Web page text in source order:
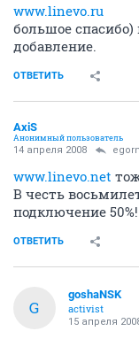
www.linevo.ru
большое спасибо)
добавление.
ОТВЕТИТЬ
AxiS
Анонимный пользователь
14 апреля 2008
www.linevo.net
В честь
подключение 50%!
ОТВЕТИТЬ
G
goshaNSK
activist
15 апреля